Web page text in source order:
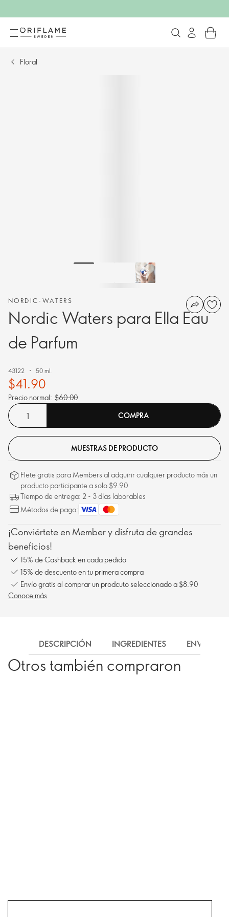
Floral
NORDIC-WATERS
Nordic Waters para Ella Eau
de Parfum
43122 50 ml.
$41.90
Precio normal: $60.00
COMPRA
MUESTRAS DE PRODUCTO
Flete gratis para Members al adquirir cualquier producto más un
producto participante a solo $9.90
Tiempo de entrega: 2 - 3 días laborables
Métodos de pago:
¡Conviértete en Member y disfruta de grandes
beneficios!
15% de Cashback en cada pedido
15% de descuento en tu primera compra
Envío gratis al comprar un prodcuto seleccionado a $8.90
Conoce más
DESCRIPCIÓN INGREDIENTES ENVÍO
Otros también compraron